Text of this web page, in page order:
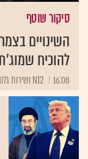
סיקור שוטף
השינויים
להוכיח
16:08 N12 ושירות גלובס